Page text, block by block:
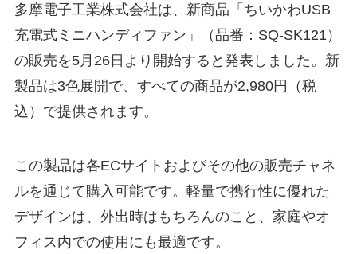
多摩電子工業株式会社は、新商品「ちいかわUSB
充電式ミニハンディファン」（品番：SQ-SK121）
の販売を5月26日より開始すると発表しました。新
製品は3色展開で、すべての商品が2,980円（税
込）で提供されます。
この製品は各ECサイトおよびその他の販売チャネ
ルを通じて購入可能です。軽量で携行性に優れた
デザインは、外出時はもちろんのこと、家庭やオ
フィス内での使用にも最適です。